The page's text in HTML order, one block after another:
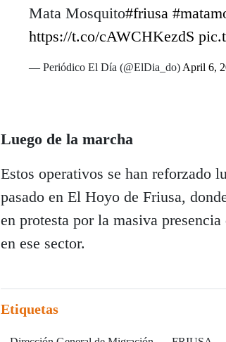
Mata Mosquito#friusa
https://t.co/cAWCHKezdS
— Periódico El Día (@ElDia_do) April 6,
Luego de la marcha
Estos operativos se han reforzado
pasado en El Hoyo de Friusa,
en protesta por la masiva
en ese sector.
Etiquetas